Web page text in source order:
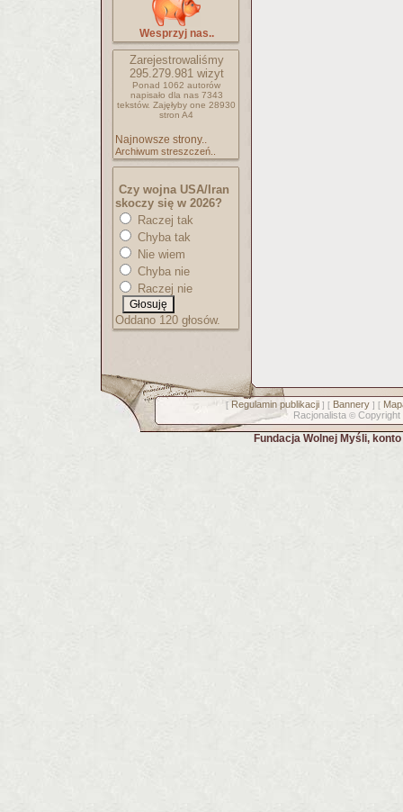
Wesprzyj nas..
Zarejestrowaliśmy
295.279.981wizyt
Ponad 1062 autorów
napisało dla nas 7343
tekstów. Zajęłyby one 28930
stron A4
Najnowsze strony..
Archiwum streszczeń..
Czy wojna USA/Iran
skoczy się w 2026?
Raczej tak
Chyba tak
Nie wiem
Chyba nie
Raczej nie
Oddano 120 głosów.
[ Regulamin publikacji] [ Bannery] [
Racjonalista © Copyright
Fundacja Wolnej Myśli,